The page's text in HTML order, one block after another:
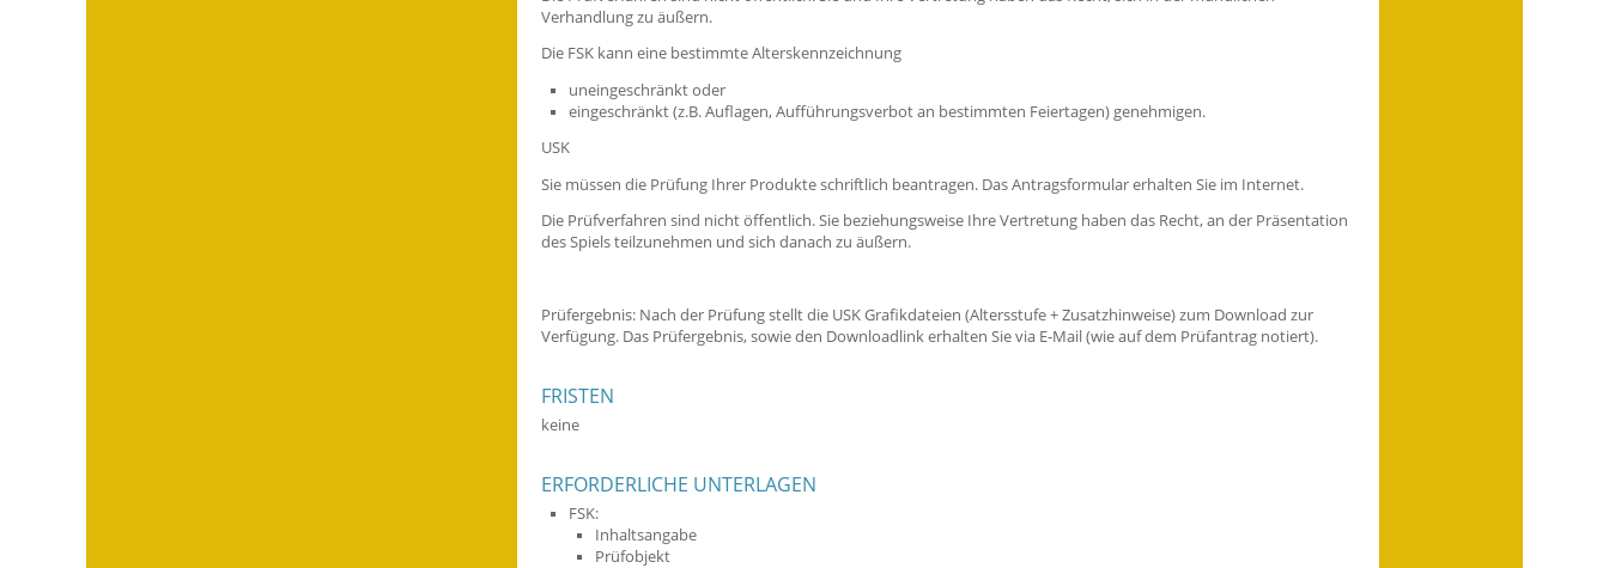
Verhandlung zu äußern.
Die FSK kann eine bestimmte Alterskennzeichnung
uneingeschränkt oder
eingeschränkt (z.B. Auflagen, Aufführungsverbot an bestimmten Feiertagen) genehmigen.
USK
Sie müssen die Prüfung Ihrer Produkte schriftlich beantragen. Das Antragsformular erhalten Sie im Internet.
Die Prüfverfahren sind nicht öffentlich. Sie beziehungsweise Ihre Vertretung haben das Recht, an der Präsentation
des Spiels teilzunehmen und sich danach zu äußern.
Prüfergebnis: Nach der Prüfung stellt die USK Grafikdateien (Altersstufe + Zusatzhinweise) zum Download zur
Verfügung. Das Prüfergebnis, sowie den Downloadlink erhalten Sie via E-Mail (wie auf dem Prüfantrag notiert).
FRISTEN
keine
ERFORDERLICHE UNTERLAGEN
FSK:
Inhaltsangabe
Prüfobjekt